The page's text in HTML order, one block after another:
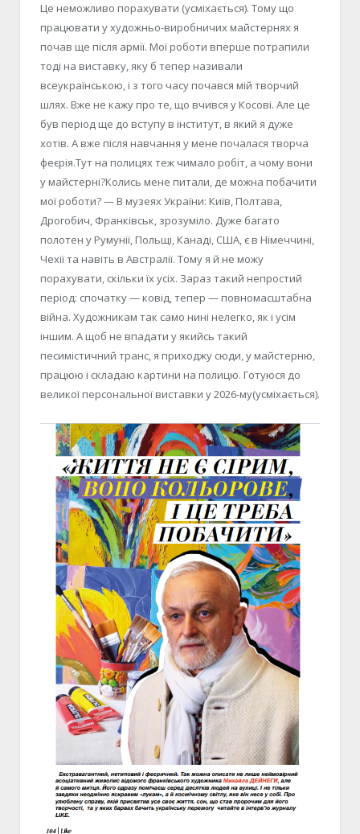
Це неможливо порахувати (усміхається). Тому що
працювати у художньо-виробничих майстернях я
почав ще після армії. Мої роботи вперше потрапили
тоді на виставку, яку б тепер називали
всеукраїнською, і з того часу почався мій творчий
шлях. Вже не кажу про те, що вчився у Косові. Але це
був період ще до вступу в інститут, в який я дуже
хотів. А вже після навчання у мене почалася творча
феєрія.Тут на полицях теж чимало робіт, а чому вони
у майстерні?Колись мене питали, де можна побачити
мої роботи? — В музеях України: Київ, Полтава,
Дрогобич, Франківськ, зрозуміло. Дуже багато
полотен у Румунії, Польщі, Канаді, США, є в Німеччині,
Чехії та навіть в Австралії. Тому я й не можу
порахувати, скільки їх усіх. Зараз такий непростий
період: спочатку — ковід, тепер — повномасштабна
війна. Художникам так само нині нелегко, як і усім
іншим. А щоб не впадати у якийсь такий
песимістичний транс, я приходжу сюди, у майстерню,
працюю і складаю картини на полицю. Готуюся до
великої персональної виставки у 2026-му(усміхається).